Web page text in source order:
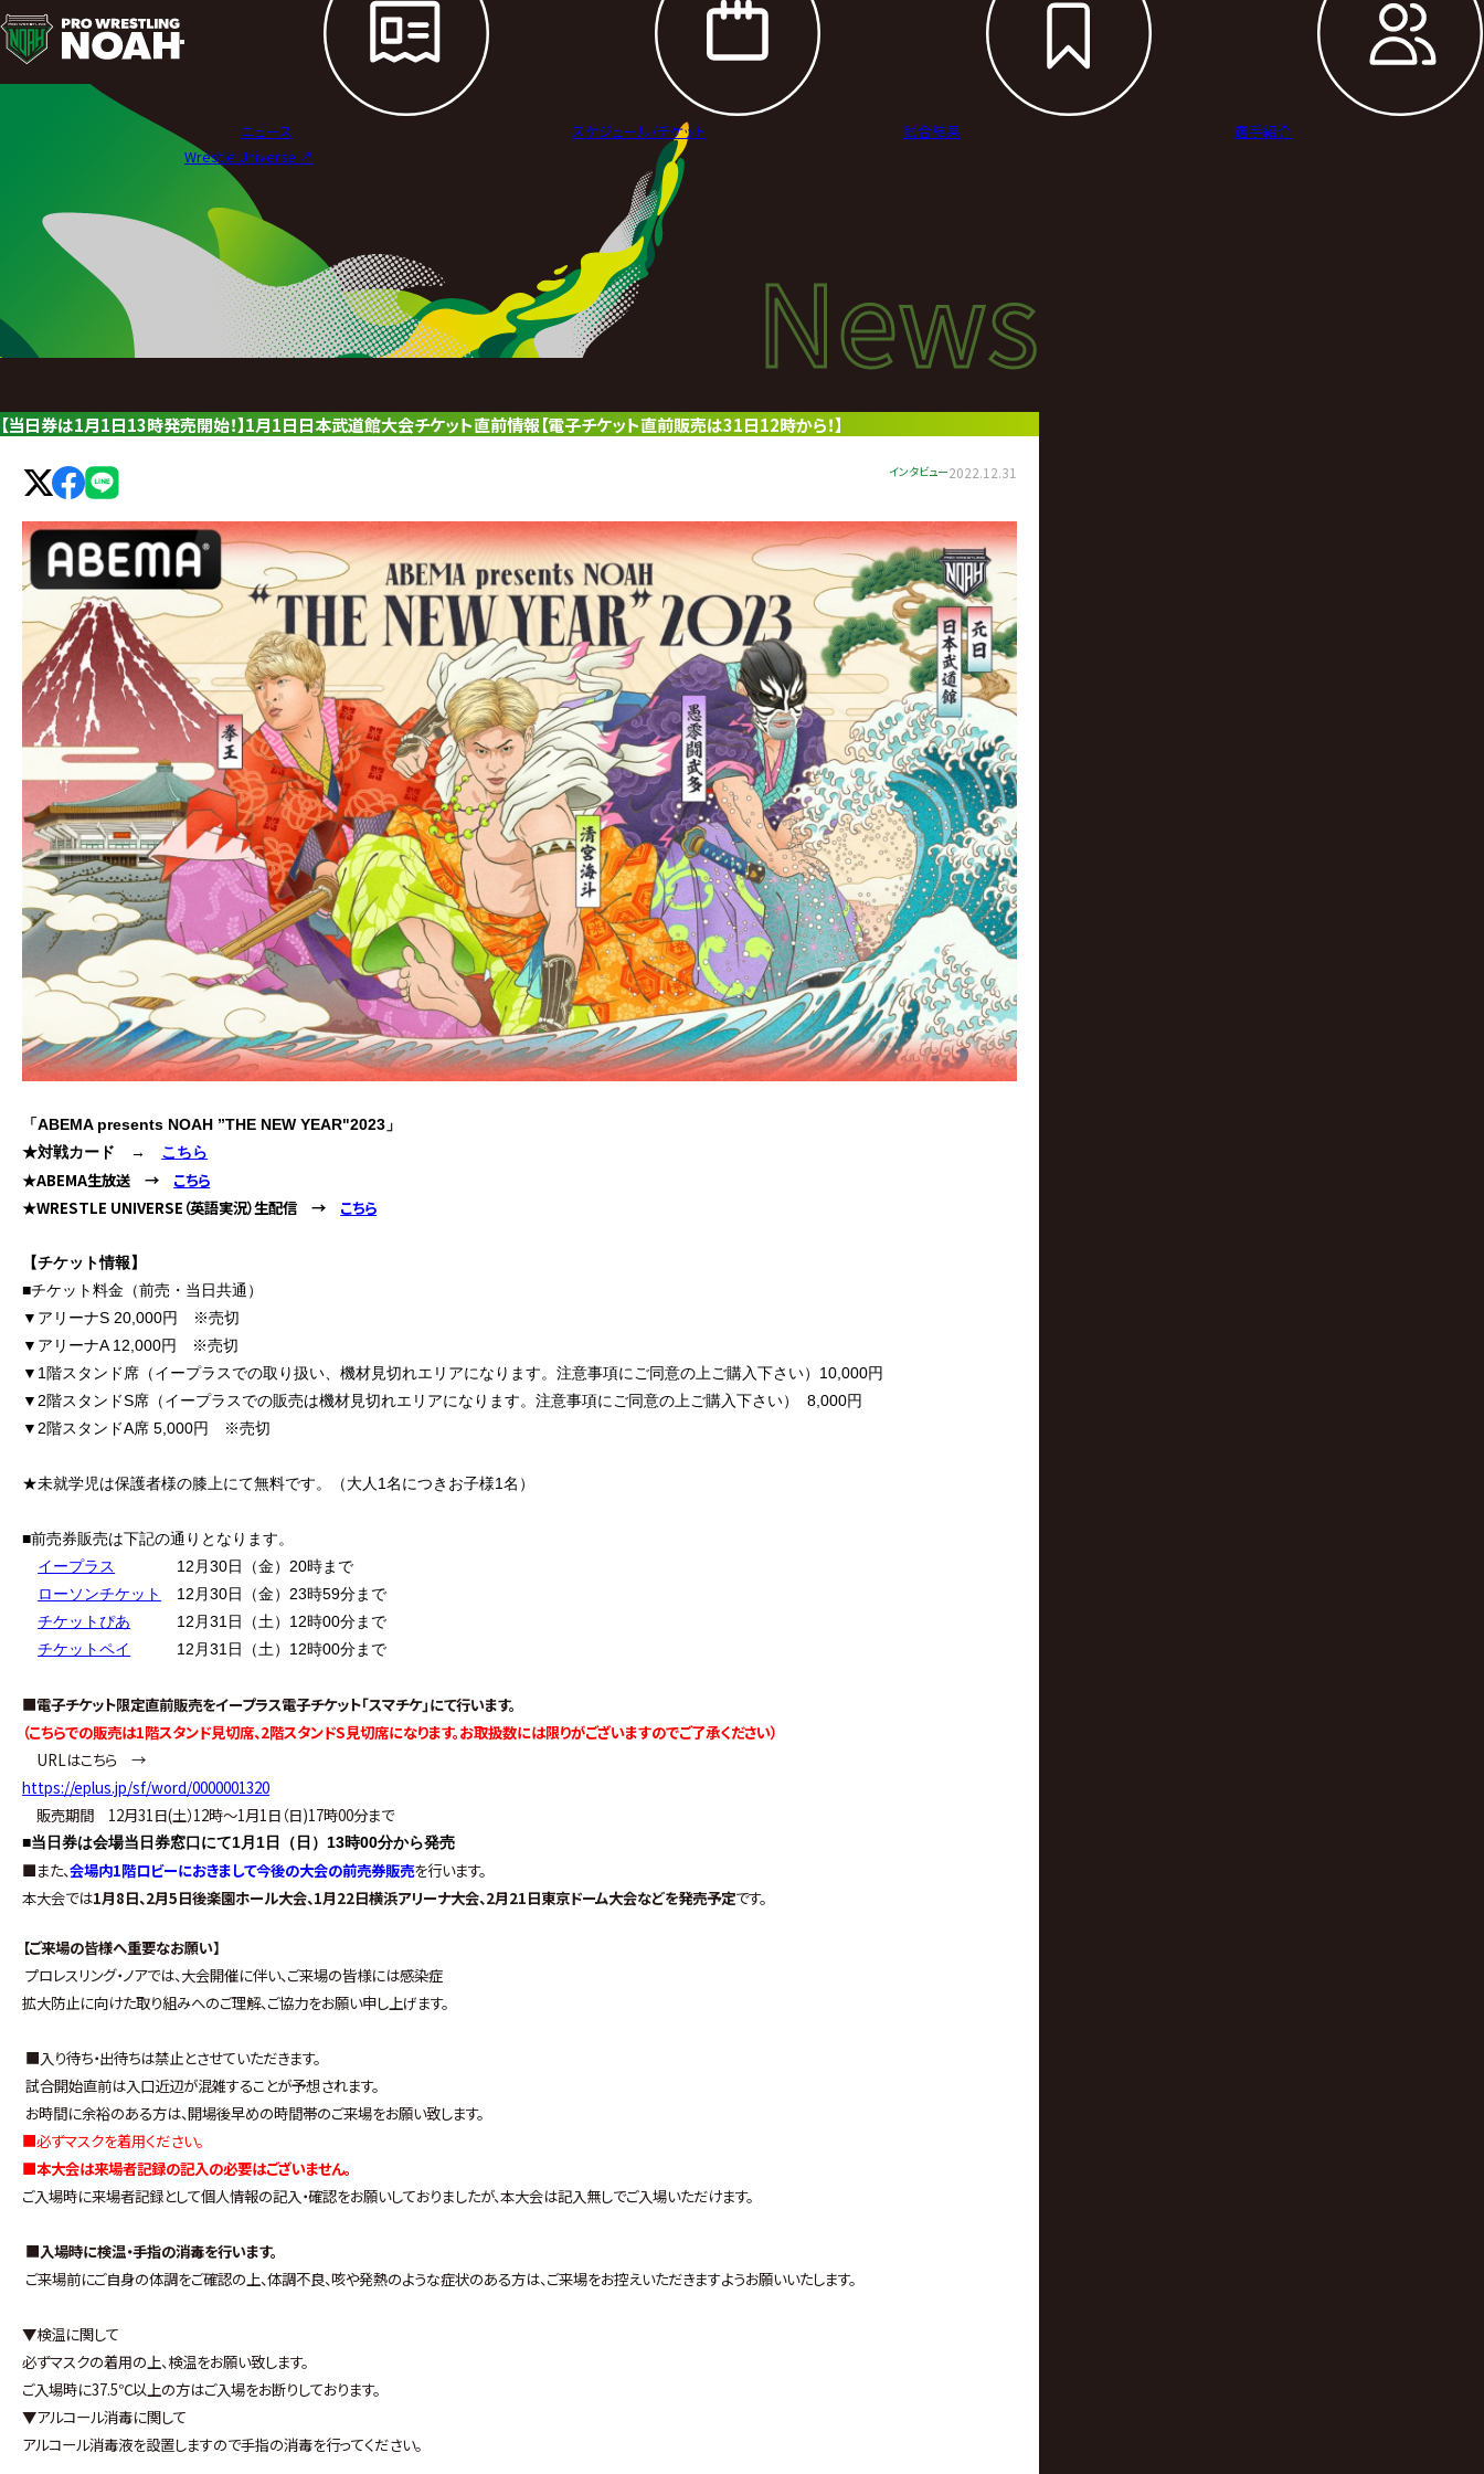
ニ
ュ
レ
ス
リ
グ・
ノ
ア
公
式
サ
イ
ニュース スケジュール/チケット 試合結果
選手紹介
Wrestle Universe ↗︎
Newsニュース
News
【当日券は1月1日13時発売開始！】1月1日日本武道館大会チケット直前情報【電子チケット直前販売は31日12時から！】
インタビュー2022.12.31
「ABEMA presents NOAH ”THE NEW YEAR"2023 」
★対戦カード → こちら
★ABEMA生放送 → こちら
★WRESTLE UNIVERSE（英語実況）生配信 → こちら
【チケット情報】
■チケット料金（前売・当日共通）
▼アリーナS 20,000円 ※売切
▼アリーナA 12,000円 ※売切
▼1階スタンド席（イープラスでの取り扱い、機材見切れエリアになります。注意事項にご同意の上ご購入下さい）10,000円
▼2階スタンドS席（イープラスでの販売は機材見切れエリアになります。注意事項にご同意の上ご購入下さい） 8,000円
▼2階スタンドA席 5,000円 ※売切
★未就学児は保護者様の膝上にて無料です。（大人1名につきお子様1名）
■前売券販売は下記の通りとなります。
イープラス
12月30日（金）20時まで
ローソンチケット
12月30日（金）23時59分まで
チケットぴあ 12月31日（土）12時00分まで
チケットペイ
12月31日（土）12時00分まで
■電子チケット限定直前販売をイープラス電子チケット｢スマチケ｣にて行います。
（こちらでの販売は1階スタンド見切席、2階スタンドS見切席になります。お取扱数には限りがございますのでご了承ください）
URLはこちら →
https://eplus.jp/sf/word/0000001320
販売期間 12月31日(土）12時～1月1日（日)17時00分まで
■当日券は会場当日券窓口にて1月1日（日）13時00分から発売
■また、会場内1階ロビーにおきまして今後の大会の前売券販売を行います。
本大会では1月8日、2月5日後楽園ホール大会、1月22日横浜アリーナ大会、2月21日東京ドーム大会などを発売予定です。
【ご来場の皆様へ重要なお願い】
プロレスリング・ノアでは、大会開催に伴い、ご来場の皆様には感染症
拡大防止に向けた取り組みへのご理解、ご協力をお願い申し上げます。
■入り待ち・出待ちは禁止とさせていただきます。
試合開始直前は入口近辺が混雑することが予想されます。
お時間に余裕のある方は、開場後早めの時間帯のご来場をお願い致します。
■必ずマスクを着用ください。
■本大会は来場者記録の記入の必要はございません。
ご入場時に来場者記録として個人情報の記入・確認をお願いしておりましたが、本大会は記入無しでご入場いただけます。
■入場時に検温・手指の消毒を行います。
ご来場前にご自身の体調をご確認の上、体調不良、咳や発熱のような症状のある方は、ご来場をお控えいただきますようお願いいたします。
▼検温に関して
必ずマスクの着用の上、検温をお願い致します。
ご入場時に37.5℃以上の方はご入場をお断りしております。
▼アルコール消毒に関して
アルコール消毒液を設置しますので手指の消毒を行ってください。